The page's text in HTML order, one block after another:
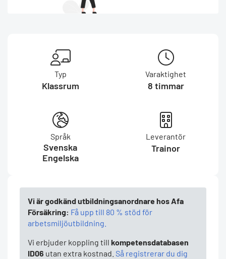
Vi är godkänd utbildningsanordnare hos Afa
Försäkring: Få upp till 80 % stöd för
arbetsmiljöutbildning.
Vi erbjuder koppling till kompetensdatabasen
ID06 utan extra kostnad. Så registrerar du dig
Typ
Klassrum
Varaktighet
8 timmar
Språk
Svenska
Engelska
Leverantör
Trainor